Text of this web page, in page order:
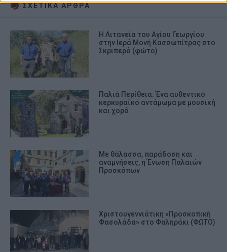
ΣΧΕΤΙΚA AΡΘΡΑ
Η Λιτανεία του Αγίου Γεωργίου
στην Ιερά Μονή Κασσωπίτρας στο
Σκριπερό (φώτο)
Παλιά Περίθεια: Ένα αυθεντικό
κερκυραϊκό αντάμωμα με μουσική
και χορό
Με θάλασσα, παράδοση και
αναμνήσεις, η Ένωση Παλαιών
Προσκόπων
Χριστουγεννιάτικη «Προσκοπική
Φασολάδα» στο Φαληράκι (ΦΩΤΟ)